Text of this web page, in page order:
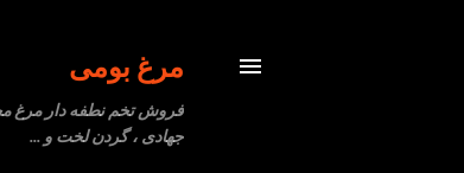
مرغ بومی
فروش تخم نطفه دار مرغ
جهادی ، گردن لخت و ...